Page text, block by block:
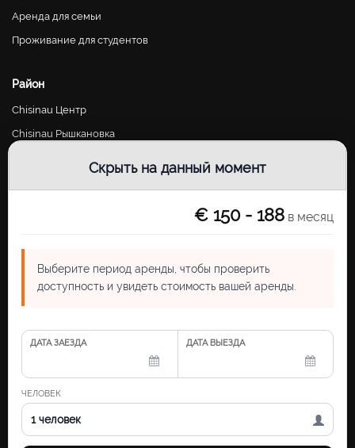
Скрыть на данный момент
€ 150 - 188 в месяц
Выберите период аренды, чтобы проверить
доступность и увидеть стоимость вашей аренды.
ДАТА ЗАЕЗДА ДАТА ВЫЕЗДА
ЧЕЛОВЕК
1 человек
Аренда для семьи
Проживание для студентов
Район
Chisinau Центр
Chisinau Рышкановка
Контакты
Grigore Vieru Boulevard 14, office 17A
MD-2005, Chisinau, Moldova
© 2026 Chisinau Apartments